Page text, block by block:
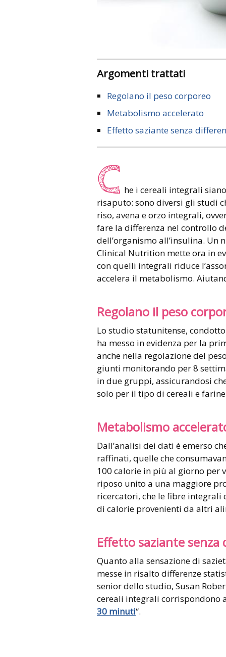
Argomenti trattati
Regolano il peso corporeo
Metabolismo accelerato
Effetto saziante senza
C he i cereali integrali
risaputo: sono diversi gli studi
riso, avena e orzo integrali,
fare la differenza nel controllo
dell’organismo all’insulina. Un
Clinical Nutrition mette ora in
con quelli integrali riduce
accelera il metabolismo.
Regolano il peso
Lo studio statunitense,
ha messo in evidenza per la
anche nella regolazione del
giunti monitorando per 8
in due gruppi, assicurandosi
solo per il tipo di cereali e
Metabolismo
Dall’analisi dei dati è emerso
raffinati, quelle che
100 calorie in più al giorno per
riposo unito a una maggiore
ricercatori, che le fibre integrali
di calorie provenienti da altri
Effetto saziante senza
Quanto alla sensazione di
messe in risalto differenze
senior dello studio, Susan
cereali integrali corrispondono
30 minuti“.